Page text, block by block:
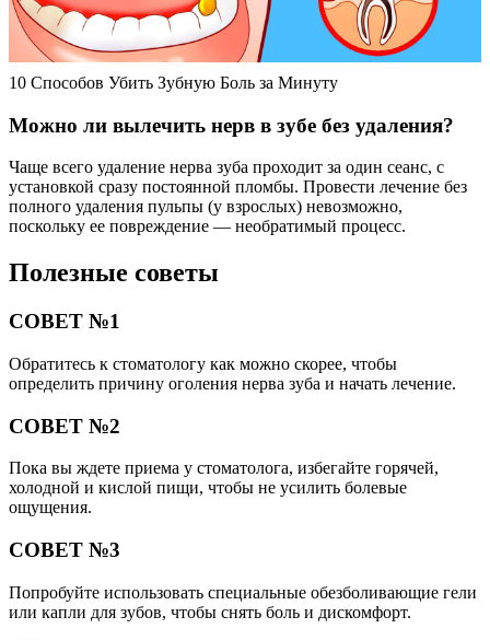
10 Способов Убить Зубную Боль за Минуту
Можно ли вылечить нерв в зубе без удаления?
Чаще всего удаление нерва зуба проходит за один сеанс, с
установкой сразу постоянной пломбы. Провести лечение без
полного удаления пульпы (у взрослых) невозможно,
поскольку ее повреждение — необратимый процесс.
Полезные советы
СОВЕТ №1
Обратитесь к стоматологу как можно скорее, чтобы
определить причину оголения нерва зуба и начать лечение.
СОВЕТ №2
Пока вы ждете приема у стоматолога, избегайте горячей,
холодной и кислой пищи, чтобы не усилить болевые
ощущения.
СОВЕТ №3
Попробуйте использовать специальные обезболивающие гели
или капли для зубов, чтобы снять боль и дискомфорт.